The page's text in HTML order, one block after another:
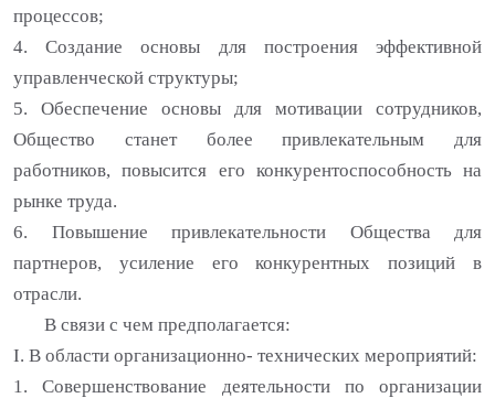
процессов;
4. Создание основы для построения эффективной
управленческой структуры;
5. Обеспечение основы для мотивации сотрудников,
Общество станет более привлекательным для
работников, повысится его конкурентоспособность на
рынке труда.
6. Повышение привлекательности Общества для
партнеров, усиление его конкурентных позиций в
отрасли.
В связи с чем предполагается:
I. В области организационно- технических мероприятий:
1. Совершенствование деятельности по организации